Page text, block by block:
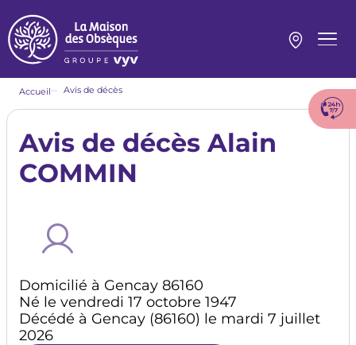
au
contenu
principal
Menu
Fil
Accueil Avis de décès
Avis de décès Alain
COMMIN
Domicilié à Gencay 86160
Né le vendredi 17 octobre 1947
Décédé à Gencay (86160) le mardi 7 juillet
2026